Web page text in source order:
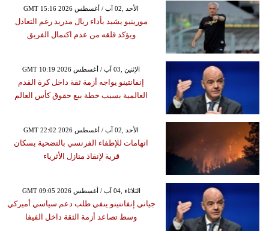
GMT 15:16 2026 الأحد ,02 آب / أغسطس
مورينيو يشيد بأداء ريال مدريد رغم التعادل
ويؤكد قلقه من عدم اكتمال الفريق
GMT 10:19 2026 الإثنين ,03 آب / أغسطس
إنفانتينو يواجه أزمة ثقة داخل كرة القدم
العالمية بسبب خطة بيع حقوق كأس العالم
GMT 22:02 2026 الأحد ,02 آب / أغسطس
اتهامات للإطفاء الفرنسي بالتضحية بسكان
قرية لإنقاذ منازل الأثرياء
GMT 09:05 2026 الثلاثاء ,04 آب / أغسطس
جياني إنفانتينو ينفي طلب دعم سياسي أميركي
وسط تصاعد أزمة الثقة داخل الفيفا